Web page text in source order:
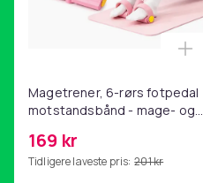
Magetrener, 6-rørs fotpedal
motstandsbånd - mage- og
hjemmegymnastikk Pink
169 kr
Tidligere laveste pris: 201 kr